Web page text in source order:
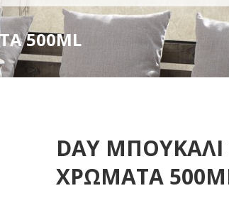
500ML
DAY ΜΠΟΥΚΑΛΙ
ΧΡΩΜΑΤΑ